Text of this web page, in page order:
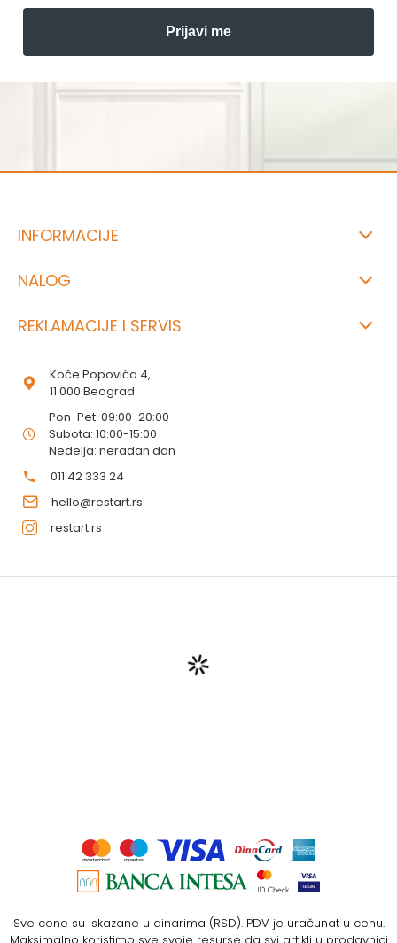
Prijavi me
INFORMACIJE
NALOG
REKLAMACIJE I SERVIS
Koče Popovića 4,
11 000 Beograd
Pon-Pet: 09:00-20:00
Subota: 10:00-15:00
Nedelja: neradan dan
011 42 333 24
hello@restart.rs
restart.rs
Sve cene su iskazane u dinarima (RSD). PDV je uračunat u cenu.